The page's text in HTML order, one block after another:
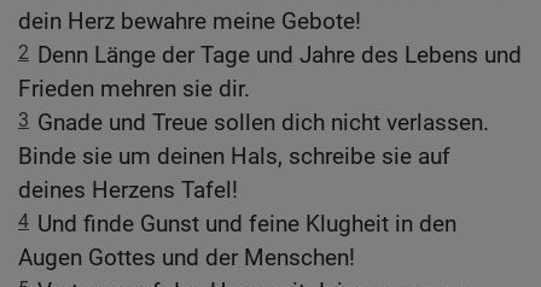
dein Herz bewahre meine Gebote!
2 Denn Länge der Tage und Jahre des Lebens und
Frieden mehren sie dir.
3 Gnade und Treue sollen dich nicht verlassen.
Binde sie um deinen Hals, schreibe sie auf
deines Herzens Tafel!
4 Und finde Gunst und feine Klugheit in den
Augen Gottes und der Menschen!